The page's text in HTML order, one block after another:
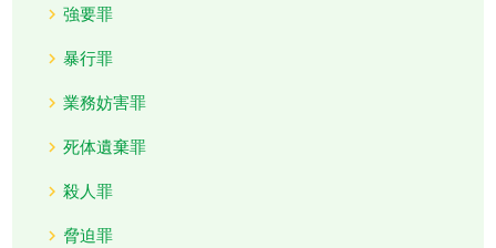
強要罪
暴行罪
業務妨害罪
死体遺棄罪
殺人罪
脅迫罪